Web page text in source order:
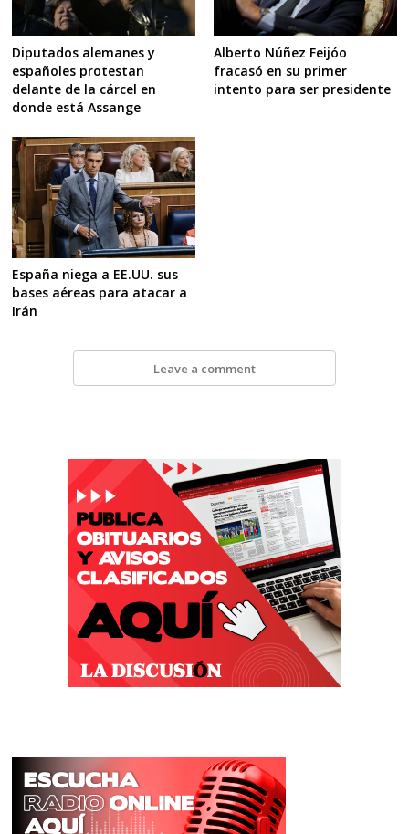
Diputados alemanes y
españoles protestan
delante de la cárcel en
donde está Assange
Alberto Núñez Feijóo
fracasó en su primer
intento para ser presidente
España niega a EE.UU. sus
bases aéreas para atacar a
Irán
Leave a comment